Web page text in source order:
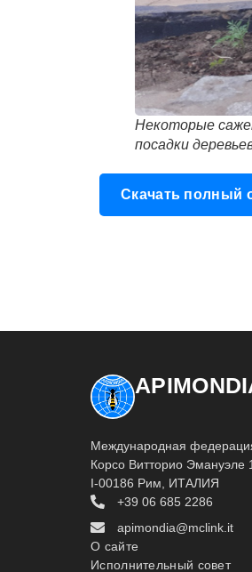
Некоторые
посадки
Скачать полный
Международная
Корсо Витторио Эмануэле
I-00186 Рим, ИТАЛИЯ
+39 06 685 2286
apimondia@mclink.it
О сайте
Исполнительный совет